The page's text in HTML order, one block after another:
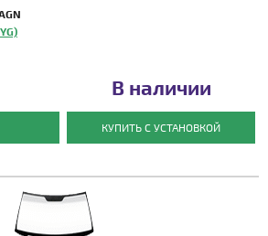
В наличии
КУПИТЬ С УСТАНОВКОЙ